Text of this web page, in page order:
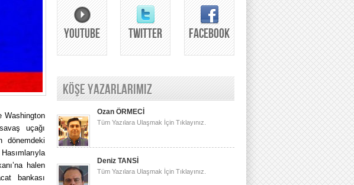
Washington
uçağı
dönemdeki
halen
bankası
YOUTUBE TWITTER FACEBOOK
KÖŞE YAZARLARIMIZ
Ozan ÖRMECİ
Tüm Yazılara Ulaşmak İçin Tıklayınız.
Deniz TANSİ
Tüm Yazılara Ulaşmak İçin Tıklayınız.